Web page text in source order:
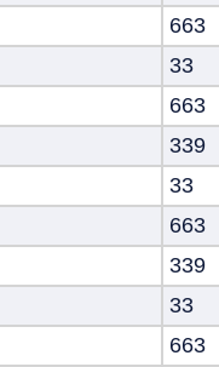
663
33
663
339
33
663
339
33
663